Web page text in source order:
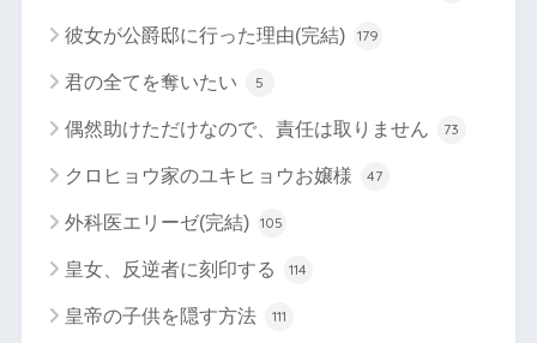
彼女が公爵邸に行った理由(完結) 179
君の全てを奪いたい 5
偶然助けただけなので、責任は取りません 73
クロヒョウ家のユキヒョウお嬢様 47
外科医エリーゼ(完結) 105
皇女、反逆者に刻印する 114
皇帝の子供を隠す方法 111